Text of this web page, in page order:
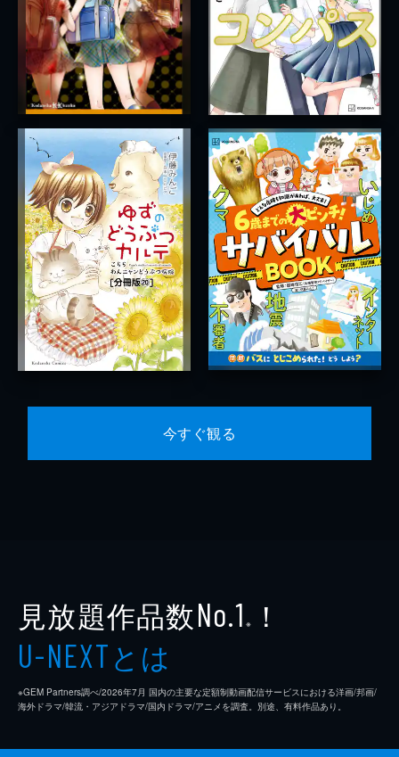
今すぐ観る
見放題作品数No.1 ※ ！
U-NEXTとは
※GEM Partners調べ/2026年7⽉ 国内の主要な定額制動画配信サービスにおける洋画/邦画/
海外ドラマ/韓流・アジアドラマ/国内ドラマ/アニメを調査。別途、有料作品あり。